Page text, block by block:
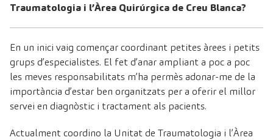
Traumatologia i l’Àrea Quirúrgica de Creu Blanca?
En un inici vaig començar coordinant petites àrees i petits
grups d’especialistes. El fet d’anar ampliant a poc a poc
les meves responsabilitats m’ha permès adonar-me de la
importància d’estar ben organitzats per a oferir el millor
servei en diagnòstic i tractament als pacients.
Actualment coordino la Unitat de Traumatologia i l’Àrea